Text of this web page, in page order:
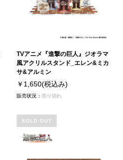
TVアニメ『進撃の巨人』ジオラマ
風アクリルスタンド_エレン&ミカ
サ&アルミン
￥1,650(税込み)
販売状況：売り切れ
SOLD OUT